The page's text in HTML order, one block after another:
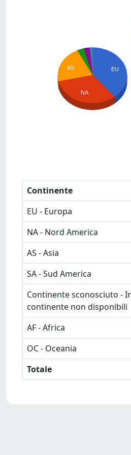
EU
AS
NA
Continente
EU - Europa
NA - Nord America
AS - Asia
SA - Sud America
Continente sconosciuto -
continente non disponibili
AF - Africa
OC - Oceania
Totale